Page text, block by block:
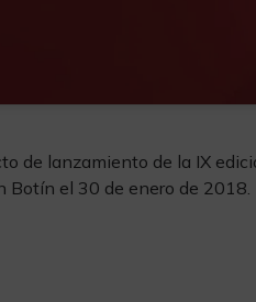
de lanzamiento de la IX
Botín el 30 de enero de 2018.